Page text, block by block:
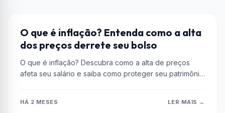
ENCOMIA
O que é inflação? Entenda como a alta
dos preços derrete seu bolso
O que é inflação? Descubra como a alta de preços
afeta seu salário e saiba como proteger seu patrimônio
HÁ 2 MESES LER MAIS →